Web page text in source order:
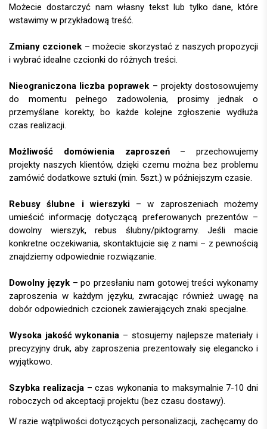
Możecie dostarczyć nam własny tekst lub tylko dane, które
wstawimy w przykładową treść.
Zmiany czcionek – możecie skorzystać z naszych propozycji
i wybrać idealne czcionki do różnych treści.
Nieograniczona liczba poprawek – projekty dostosowujemy
do momentu pełnego zadowolenia, prosimy jednak o
przemyślane korekty, bo każde kolejne zgłoszenie wydłuża
czas realizacji.
Możliwość domówienia zaproszeń– przechowujemy
projekty naszych klientów, dzięki czemu można bez problemu
zamówić dodatkowe sztuki (min. 5szt.) w późniejszym czasie.
Rebusy ślubne i wierszyki– w zaproszeniach możemy
umieścić informację dotyczącą preferowanych prezentów –
dowolny wierszyk, rebus ślubny/piktogramy. Jeśli macie
konkretne oczekiwania, skontaktujcie się z nami – z pewnością
znajdziemy odpowiednie rozwiązanie.
Dowolny język– po przesłaniu nam gotowej treści wykonamy
zaproszenia w każdym języku, zwracając również uwagę na
dobór odpowiednich czcionek zawierających znaki specjalne.
Wysoka jakość wykonania – stosujemy najlepsze materiały i
precyzyjny druk, aby zaproszenia prezentowały się elegancko i
wyjątkowo.
Szybka realizacja– czas wykonania to maksymalnie 7-10 dni
roboczych od akceptacji projektu (bez czasu dostawy).
W razie wątpliwości dotyczących personalizacji, zachęcamy do